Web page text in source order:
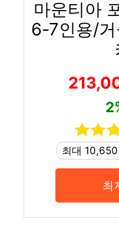
마운티아
6-7인용/
최대
최